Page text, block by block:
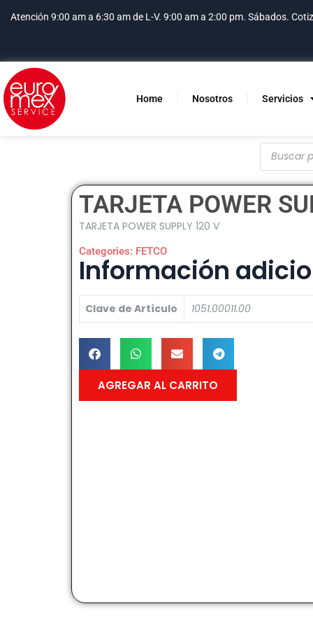
Atención 9:00 am a 6:30 am de L-V. 9:00 am a 2:00 pm. Sábados.
Home Nosotros Servicios
TARJETA POWER
TARJETA POWER SUPPLY 120 V
Categories: FETCO
Información
Clave de Artículo 1051.00011.00
AGREGAR AL CARRITO